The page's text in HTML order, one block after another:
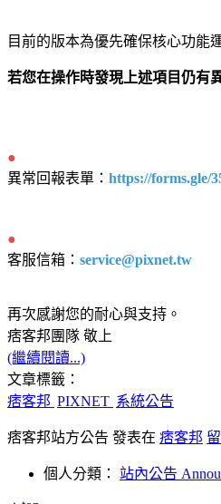
目前的版本為優先確保核心功能
若您在操作時發現上述項目仍有
●
異常回報表單： https://forms.gle/
●
客服信箱： service@pixnet.tw
再次感謝您的耐心與支持。
痞客邦團隊 敬上
(繼續閱讀...)
文章標籤：
痞客邦 PIXNET 系統公告
痞客邦站方公告 發表在 痞客邦
個人分類： 站內公告